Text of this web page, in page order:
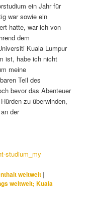
ein Jahr für
war sowie ein
hatte, war ich von
dem
Kuala Lumpur
ist, habe ich nicht
meine
Teil des
bevor das Abenteuer
zu überwinden,
der
studium_my
weltweit |
weltweit; Kuala